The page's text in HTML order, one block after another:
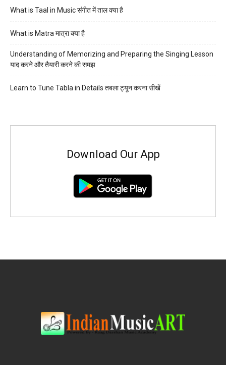
What is Taal in Music संगीत में ताल क्या है
What is Matra मात्रा क्या है
Understanding of Memorizing and Preparing the Singing Lesson
याद करने और तैयारी करने की समझ
Learn to Tune Tabla in Details तबला ट्यून करना सीखें
Download Our App